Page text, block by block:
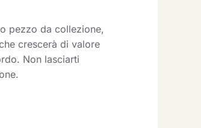
pezzo da collezione,
crescerà di valore
Non lasciarti